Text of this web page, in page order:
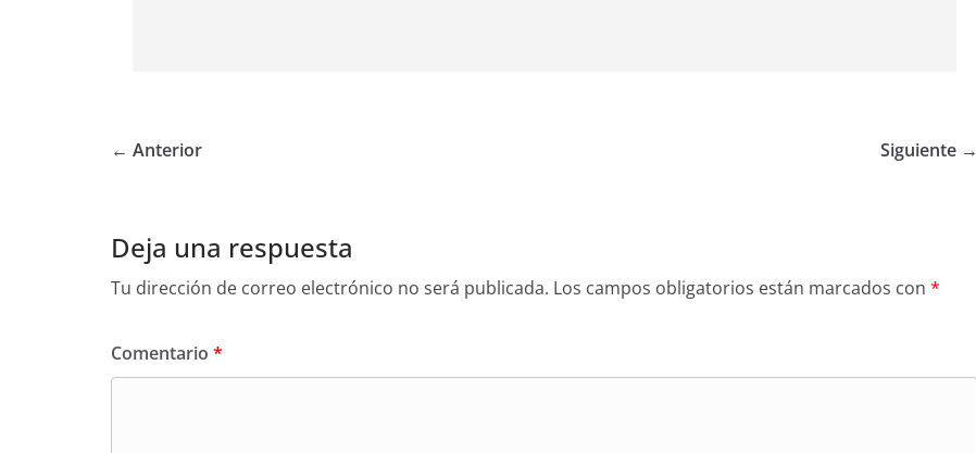
← Anterior Siguiente →
Deja una respuesta
Tu dirección de correo electrónico no será publicada. Los campos obligatorios están marcados con *
Comentario *